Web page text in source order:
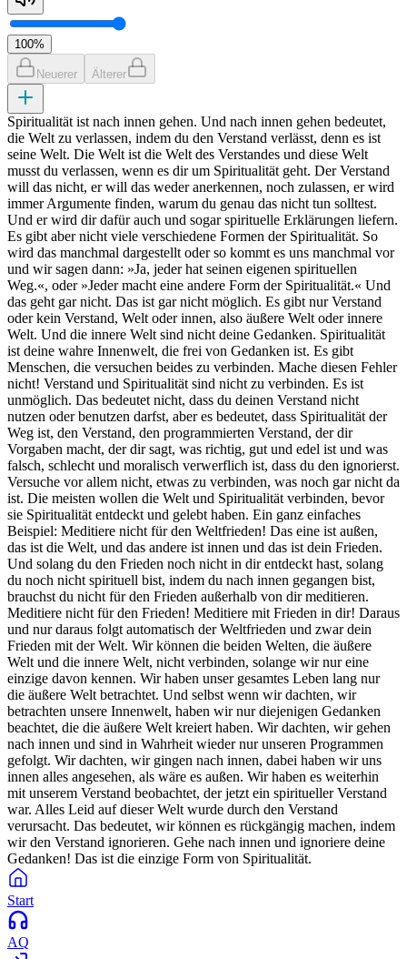
100%
Neuerer Älterer
Spiritualität ist nach innen gehen. Und nach innen gehen bedeutet,
die Welt zu verlassen, indem du den Verstand verlässt, denn es ist
seine Welt. Die Welt ist die Welt des Verstandes und diese Welt
musst du verlassen, wenn es dir um Spiritualität geht. Der Verstand
will das nicht, er will das weder anerkennen, noch zulassen, er wird
immer Argumente finden, warum du genau das nicht tun solltest.
Und er wird dir dafür auch und sogar spirituelle Erklärungen liefern.
Es gibt aber nicht viele verschiedene Formen der Spiritualität. So
wird das manchmal dargestellt oder so kommt es uns manchmal vor
und wir sagen dann: »Ja, jeder hat seinen eigenen spirituellen
Weg.«, oder »Jeder macht eine andere Form der Spiritualität.« Und
das geht gar nicht. Das ist gar nicht möglich. Es gibt nur Verstand
oder kein Verstand, Welt oder innen, also äußere Welt oder innere
Welt. Und die innere Welt sind nicht deine Gedanken. Spiritualität
ist deine wahre Innenwelt, die frei von Gedanken ist. Es gibt
Menschen, die versuchen beides zu verbinden. Mache diesen Fehler
nicht! Verstand und Spiritualität sind nicht zu verbinden. Es ist
unmöglich. Das bedeutet nicht, dass du deinen Verstand nicht
nutzen oder benutzen darfst, aber es bedeutet, dass Spiritualität der
Weg ist, den Verstand, den programmierten Verstand, der dir
Vorgaben macht, der dir sagt, was richtig, gut und edel ist und was
falsch, schlecht und moralisch verwerflich ist, dass du den ignorierst.
Versuche vor allem nicht, etwas zu verbinden, was noch gar nicht da
ist. Die meisten wollen die Welt und Spiritualität verbinden, bevor
sie Spiritualität entdeckt und gelebt haben. Ein ganz einfaches
Beispiel: Meditiere nicht für den Weltfrieden! Das eine ist außen,
das ist die Welt, und das andere ist innen und das ist dein Frieden.
Und solang du den Frieden noch nicht in dir entdeckt hast, solang
du noch nicht spirituell bist, indem du nach innen gegangen bist,
brauchst du nicht für den Frieden außerhalb von dir meditieren.
Meditiere nicht für den Frieden! Meditiere mit Frieden in dir! Daraus
und nur daraus folgt automatisch der Weltfrieden und zwar dein
Frieden mit der Welt. Wir können die beiden Welten, die äußere
Welt und die innere Welt, nicht verbinden, solange wir nur eine
einzige davon kennen. Wir haben unser gesamtes Leben lang nur
die äußere Welt betrachtet. Und selbst wenn wir dachten, wir
betrachten unsere Innenwelt, haben wir nur diejenigen Gedanken
beachtet, die die äußere Welt kreiert haben. Wir dachten, wir gehen
nach innen und sind in Wahrheit wieder nur unseren Programmen
gefolgt. Wir dachten, wir gingen nach innen, dabei haben wir uns
innen alles angesehen, als wäre es außen. Wir haben es weiterhin
mit unserem Verstand beobachtet, der jetzt ein spiritueller Verstand
war. Alles Leid auf dieser Welt wurde durch den Verstand
verursacht. Das bedeutet, wir können es rückgängig machen, indem
wir den Verstand ignorieren. Gehe nach innen und ignoriere deine
Gedanken! Das ist die einzige Form von Spiritualität.
Start
AQ